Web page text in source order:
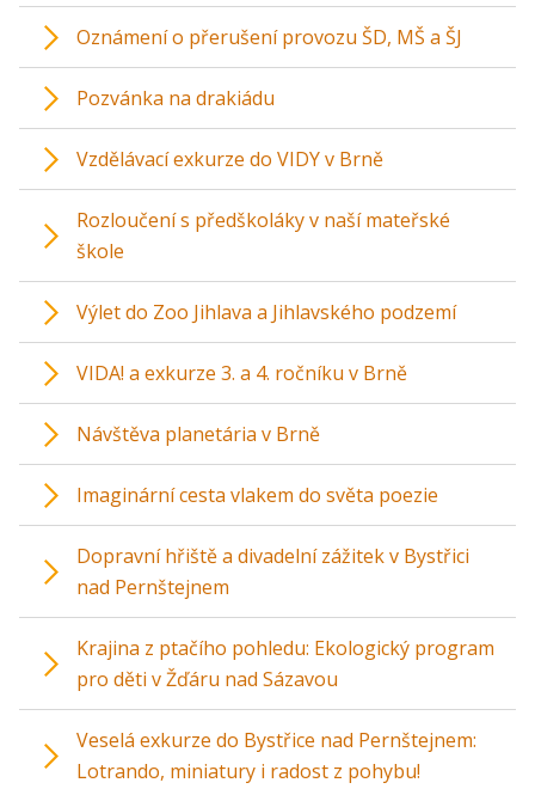
Oznámení o přerušení provozu ŠD, MŠ a ŠJ
Pozvánka na drakiádu
Vzdělávací exkurze do VIDY v Brně
Rozloučení s předškoláky v naší mateřské
škole
Výlet do Zoo Jihlava a Jihlavského podzemí
VIDA! a exkurze 3. a 4. ročníku v Brně
Návštěva planetária v Brně
Imaginární cesta vlakem do světa poezie
Dopravní hřiště a divadelní zážitek v Bystřici
nad Pernštejnem
Krajina z ptačího pohledu: Ekologický program
pro děti v Žďáru nad Sázavou
Veselá exkurze do Bystřice nad Pernštejnem:
Lotrando, miniatury i radost z pohybu!